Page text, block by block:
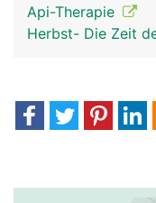
kopf Links Mann
Api-Therapie
Herbst- Die Zeit